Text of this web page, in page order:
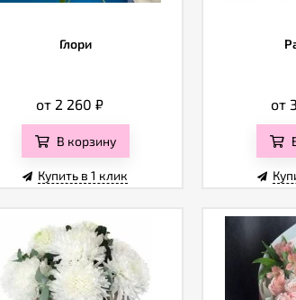
Глори
от 2 260 ₽
В корзину
Купить в 1 клик
от